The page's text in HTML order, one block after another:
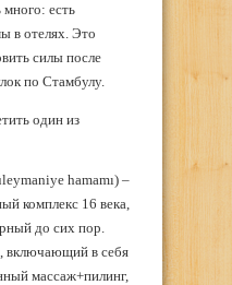
есть
в отелях. Это
силы после
по Стамбулу.
один из
hamamı) –
комплекс 16 века,
до сих пор.
включающий в себя
массаж+пилинг,